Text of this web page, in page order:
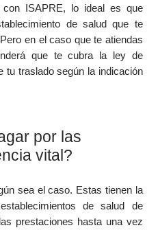
ISAPRE, lo ideal es que
de salud que te
en el caso que te atiendas
que te cubra la ley de
tu traslado según la indicación
por las
vital?
sea el caso. Estas tienen la
de salud de
prestaciones hasta una vez